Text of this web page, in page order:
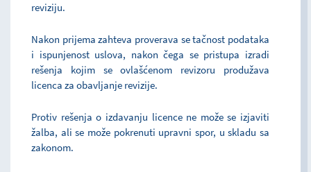
reviziju.
Nakon prijema zahteva proverava se tačnost podataka
i ispunjenost uslova, nakon čega se pristupa izradi
rešenja kojim se ovlašćenom revizoru produžava
licenca za obavljanje revizije.
Protiv rešenja o izdavanju licence ne može se izjaviti
žalba, ali se može pokrenuti upravni spor, u skladu sa
zakonom.